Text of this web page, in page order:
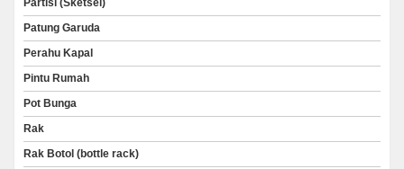
Partisi (Sketsel)
Patung Garuda
Perahu Kapal
Pintu Rumah
Pot Bunga
Rak
Rak Botol (bottle rack)